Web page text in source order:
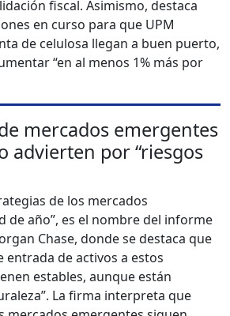
fiscal. Asimismo, destaca
en curso para que UPM
de celulosa llegan a buen puerto,
“en al menos 1% más por
mercados emergentes
advierten por “riesgos
de los mercados
de año”, es el nombre del informe
Chase, donde se destaca que
entrada de activos a estos
estables, aunque están
La firma interpreta que